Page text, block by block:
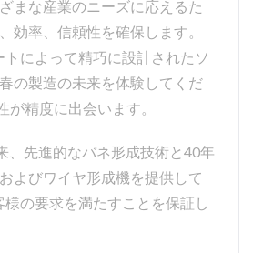
まな産業のニーズに応えるた
効率、信頼性を確保します。
トによって精巧に設計されたソ
の製造の未来を体験してくだ
が精度に出会います。
、先進的なバネ形成技術と40年
よびワイヤ形成機を提供して
の要求を満たすことを保証し